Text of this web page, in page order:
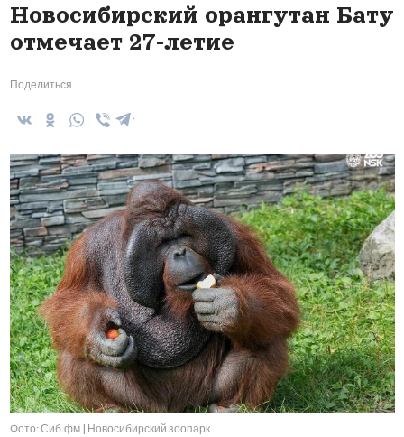
Новосибирский орангутан Бату
отмечает 27-летие
Поделиться
Фото: Сиб.фм | Новосибирский зоопарк